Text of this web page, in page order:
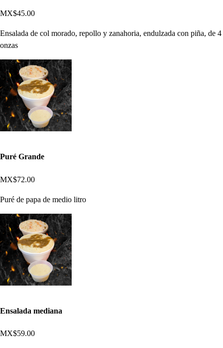
MX$45.00
Ensalada de col morado, repollo y zanahoria, endulzada con piña, de 4
onzas
Puré Grande
MX$72.00
Puré de papa de medio litro
Ensalada mediana
MX$59.00